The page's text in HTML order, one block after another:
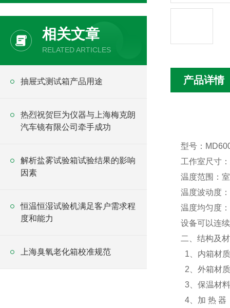
相关文章
RELATED ARTICLES
抽屉式测试箱产品用途
热烈祝贺巨为仪器与上海梅克朗
汽车镜有限公司牵手成功
解析盐雾试验箱试验结果的影响
因素
恒温恒湿试验机满足客户需求程
度和能力
上海臭氧老化箱校准规范
产品详情
型号：
工作室尺寸：
温度范围：
温度波动度
温度均匀度
设备可以连
二、结构及
1、内箱材
2、外箱材
3、保温材
4、加 热 器